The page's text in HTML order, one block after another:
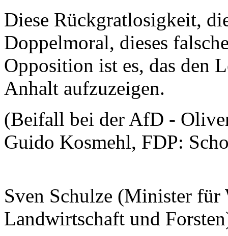
Diese Rückgratlosigkeit,
Doppelmoral, dieses
Opposition ist es, das den
Anhalt aufzuzeigen.
(Beifall bei der AfD -
Guido Kosmehl, FDP:
Sven Schulze (Minister für
Landwirtschaft und